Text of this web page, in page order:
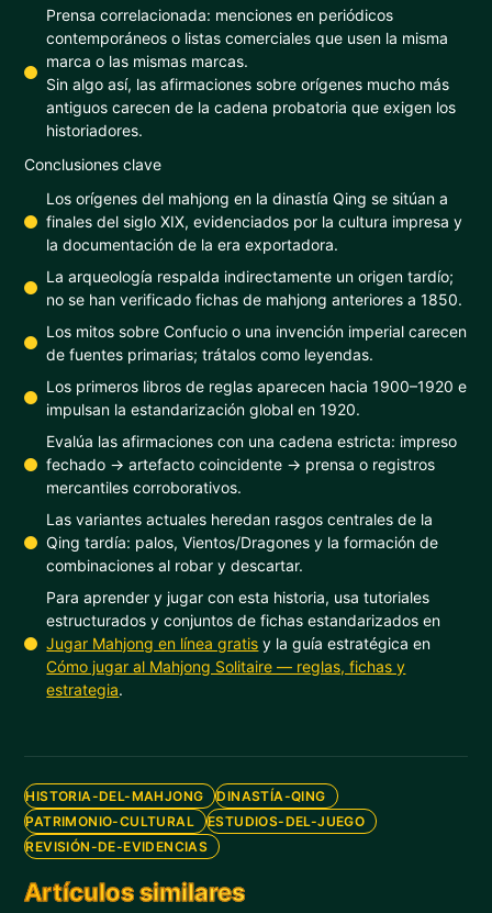
Prensa correlacionada: menciones en periódicos
contemporáneos o listas comerciales que usen la misma
marca o las mismas marcas.
Sin algo así, las afirmaciones sobre orígenes mucho más
antiguos carecen de la cadena probatoria que exigen los
historiadores.
Conclusiones clave
Los orígenes del mahjong en la dinastía Qing se sitúan a
finales del siglo XIX, evidenciados por la cultura impresa y
la documentación de la era exportadora.
La arqueología respalda indirectamente un origen tardío;
no se han verificado fichas de mahjong anteriores a 1850.
Los mitos sobre Confucio o una invención imperial carecen
de fuentes primarias; trátalos como leyendas.
Los primeros libros de reglas aparecen hacia 1900–1920 e
impulsan la estandarización global en 1920.
Evalúa las afirmaciones con una cadena estricta: impreso
fechado → artefacto coincidente → prensa o registros
mercantiles corroborativos.
Las variantes actuales heredan rasgos centrales de la
Qing tardía: palos, Vientos/Dragones y la formación de
combinaciones al robar y descartar.
Para aprender y jugar con esta historia, usa tutoriales
estructurados y conjuntos de fichas estandarizados en
Jugar Mahjong en línea gratis y la guía estratégica en
Cómo jugar al Mahjong Solitaire — reglas, fichas y
estrategia.
HISTORIA-DEL-MAHJONG
DINASTÍA-QING
PATRIMONIO-CULTURAL
ESTUDIOS-DEL-JUEGO
REVISIÓN-DE-EVIDENCIAS
Artículos similares